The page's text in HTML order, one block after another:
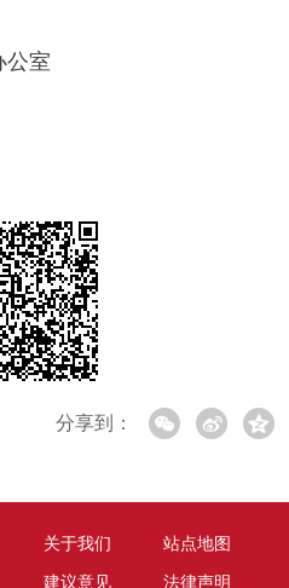
境局办公室
月27日
分享到：
关于我们
站点地图
建议意见
法律声明